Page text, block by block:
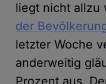
liegt nicht allzu
der
letzter Woche
anderweitig